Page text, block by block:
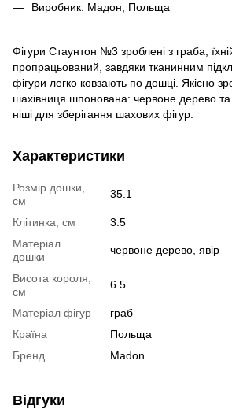
Виробник: Мадон, Польща
Фігури Стаунтон №3 зроблені з граба,
пропрацьований, завдяки тканинним
фігури легко ковзають по дошці. Якісно
шахівниця шпонована: червоне дерево та
ніші для зберігання шахових фігур.
Характеристики
Розмір дошки,
см
35.1
Клітинка, см
3.5
Матеріал
дошки
червоне дерево, явір
Висота короля,
см
6.5
Матеріал фігур
граб
Країна
Польща
Бренд
Madon
Відгуки